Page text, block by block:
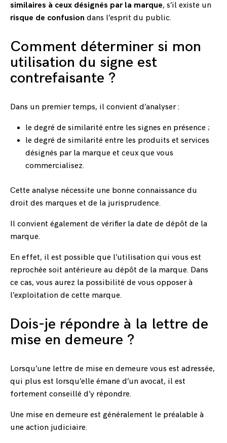
similaires à ceux désignés par la marque, s’il existe un
risque de confusion dans l’esprit du public.
Comment déterminer si mon
utilisation du signe est
contrefaisante ?
Dans un premier temps, il convient d’analyser :
le degré de similarité entre les signes en présence ;
le degré de similarité entre les produits et services
désignés par la marque et ceux que vous
commercialisez.
Cette analyse nécessite une bonne connaissance du
droit des marques et de la jurisprudence.
Il convient également de vérifier la date de dépôt de la
marque.
En effet, il est possible que l’utilisation qui vous est
reprochée soit antérieure au dépôt de la marque. Dans
ce cas, vous aurez la possibilité de vous opposer à
l’exploitation de cette marque.
Dois-je répondre à la lettre de
mise en demeure ?
Lorsqu’une lettre de mise en demeure vous est adressée,
qui plus est lorsqu’elle émane d’un avocat, il est
fortement conseillé d’y répondre.
Une mise en demeure est généralement le préalable à
une action judiciaire.